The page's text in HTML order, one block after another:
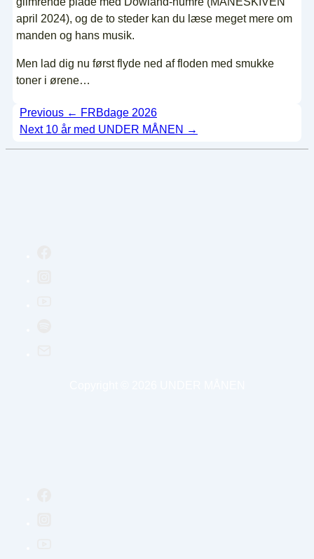
april 2024), og de to steder kan du læse meget mere om
manden og hans musik.
Men lad dig nu først flyde ned af floden med smukke
toner i ørene…
Indlægsnavigation
Previous ← FRBdage 2026
Next 10 år med UNDER MÅNEN →